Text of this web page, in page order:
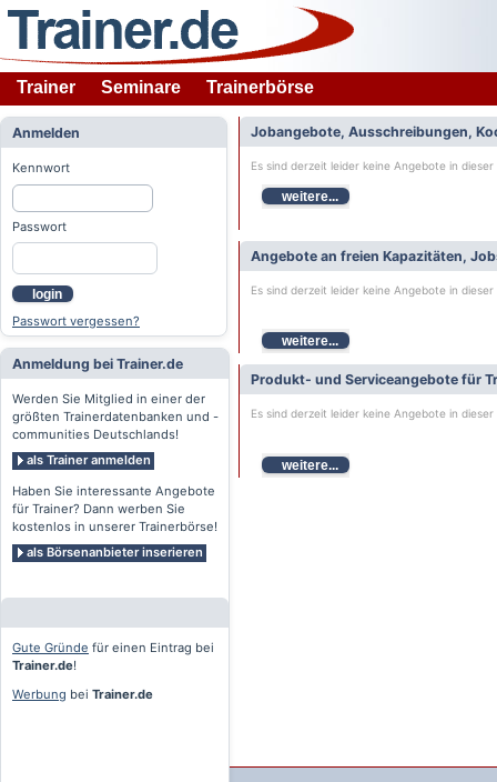
Trainer Seminare Trainerbörse
Anmelden
Kennwort
Passwort
login
Passwort vergessen?
Anmeldung bei Trainer.de
Werden Sie Mitglied in einer der
größten Trainerdatenbanken und -
communities Deutschlands!
als Trainer anmelden
Haben Sie interessante Angebote
für Trainer? Dann werben Sie
kostenlos in unserer Trainerbörse!
als Börsenanbieter inserieren
Gute Gründe für einen Eintrag bei
Trainer.de!
Werbung bei Trainer.de
Jobangebote, Ausschreibungen,
Es sind derzeit leider keine Angebote in
weitere...
Angebote an freien Kapazitäten,
Es sind derzeit leider keine Angebote in
weitere...
Produkt- und Serviceangebote für
Es sind derzeit leider keine Angebote in
weitere...